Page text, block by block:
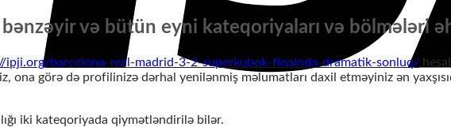
və bütün eyni kateqoriyaları və bölmələri
ipji.org/barcelona-real-madrid-3-2-superkubok-finalnda-dramatik-sonluq/
ona görə də profilinizə dərhal yenilənmiş məlumatları daxil etməyiniz ən
iki kateqoriyada qiymətləndirilə bilər.